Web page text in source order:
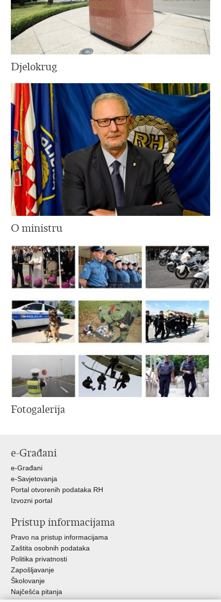
Djelokrug
O ministru
Fotogalerija
e-Građani
e-Građani
e-Savjetovanja
Portal otvorenih podataka RH
Izvozni portal
Pristup informacijama
Pravo na pristup informacijama
Zaštita osobnih podataka
Politika privatnosti
Zapošljavanje
Školovanje
Najčešća pitanja